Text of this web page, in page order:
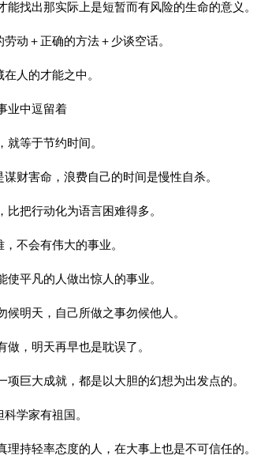
能找出那实际上是短暂而有风险的生命的意义。
动＋正确的方法＋少谈空话。
人的才能之中。
业中逗留着
就等于节约时间。
财害命，浪费自己的时间是慢性自杀。
把行动化为语言困难得多。
不会有伟大的事业。
平凡的人做出惊人的事业。
候明天，自己所做之事勿候他人。
，明天再早也是耽误了。
项巨大成就，都是以大胆的幻想为出发点的。
学家有祖国。
理持轻率态度的人，在大事上也是不可信任的。